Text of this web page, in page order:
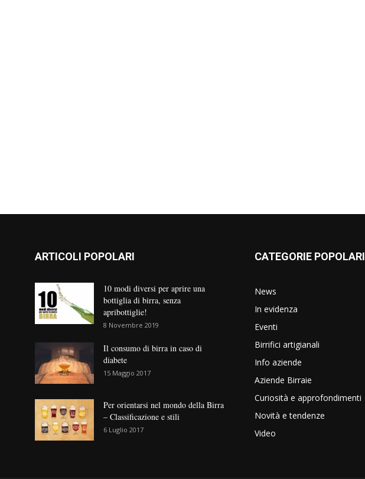
ARTICOLI POPOLARI
10 modi diversi per aprire una
bottiglia di birra, senza
apribottiglie!
8 Novembre 2019
Il consumo di birra in caso di
diabete
15 Maggio 2017
Per orientarsi nel mondo della Birra
– Classificazione e stili
6 Luglio 2017
CATEGORIE POPOLARI
News
In evidenza
Eventi
Birrifici artigianali
Info aziende
Aziende Birraie
Curiosità e approfondimenti
Novità e tendenze
Video